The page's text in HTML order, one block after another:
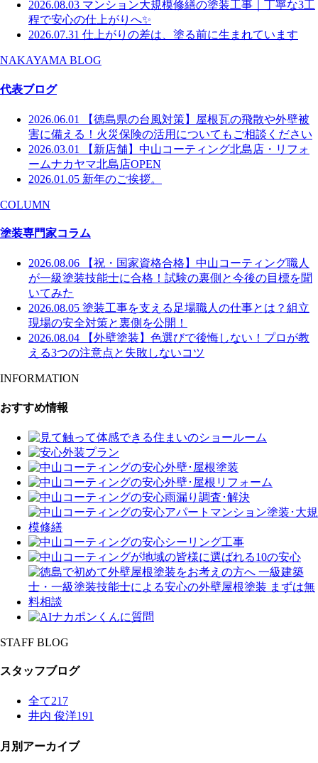
2026.08.03 マンション大規模修繕の塗装工事｜丁寧な3工
程で安心の仕上がりへ✨
2026.07.31 仕上がりの差は、塗る前に生まれています
NAKAYAMA BLOG
代表ブログ
2026.06.01
【徳島県の台風対策】屋根瓦の飛散や外壁被
害に備える！火災保険の活用についてもご相談ください
2026.03.01
【新店舗】中山コーティング北島店・リフォ
ームナカヤマ北島店OPEN
2026.01.05 新年のご挨拶。
COLUMN
塗装専門家コラム
2026.08.06
【祝・国家資格合格】中山コーティング職人
が一級塗装技能士に合格！試験の裏側と今後の目標を聞
いてみた
2026.08.05 塗装工事を支える足場職人の仕事とは？組立
現場の安全対策と裏側を公開！
2026.08.04
【外壁塗装】色選びで後悔しない！プロが教
える3つの注意点と失敗しないコツ
INFORMATION
おすすめ情報
STAFF BLOG
スタッフブログ
全て217
井内 俊洋191
月別アーカイブ